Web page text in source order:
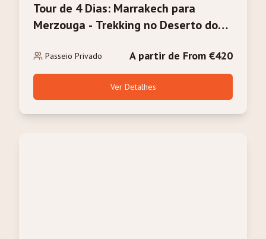
Tour de 4 Dias: Marrakech para
Merzouga - Trekking no Deserto do
Passeio Privado A partir de From €420
Ver Detalhes